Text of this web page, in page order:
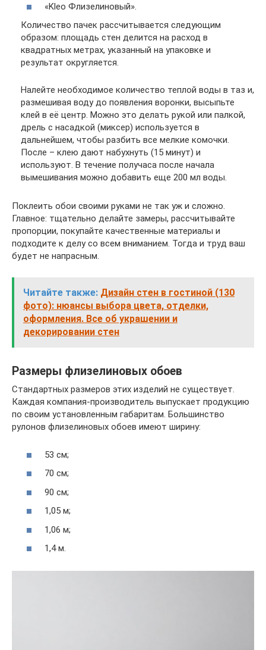
«Kleo Флизелиновый».
Количество пачек рассчитывается следующим
образом: площадь стен делится на расход в
квадратных метрах, указанный на упаковке и
результат округляется.
Налейте необходимое количество теплой воды в таз и,
размешивая воду до появления воронки, высыпьте
клей в её центр. Можно это делать рукой или палкой,
дрель с насадкой (миксер) используется в
дальнейшем, чтобы разбить все мелкие комочки.
После – клею дают набухнуть (15 минут) и
используют. В течение получаса после начала
вымешивания можно добавить еще 200 мл воды.
Поклеить обои своими руками не так уж и сложно.
Главное: тщательно делайте замеры, рассчитывайте
пропорции, покупайте качественные материалы и
подходите к делу со всем вниманием. Тогда и труд ваш
будет не напрасным.
Читайте также: Дизайн стен в гостиной (130
фото): нюансы выбора цвета, отделки,
оформления. Все об украшении и
декорировании стен
Размеры флизелиновых обоев
Стандартных размеров этих изделий не существует.
Каждая компания-производитель выпускает продукцию
по своим установленным габаритам. Большинство
рулонов флизелиновых обоев имеют ширину:
53 см;
70 см;
90 см;
1,05 м;
1,06 м;
1,4 м.